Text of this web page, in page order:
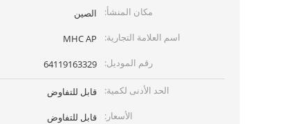
مكان المنشأ:
الصين
اسم العلامة التجارية:
MHC AP
رقم الموديل:
64119163329
الحد الأدنى لكمية:
قابل للتفاوض
الأسعار:
قابل للتفاوض